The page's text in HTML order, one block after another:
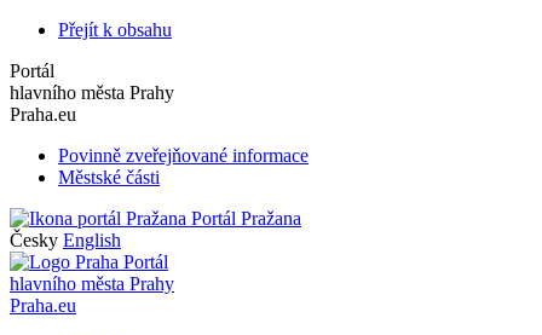
Přejít k obsahu
Portál
hlavního města Prahy
Praha.eu
Povinně zveřejňované informace
Městské části
Portál Pražana
Česky English
Portál
hlavního města Prahy
Praha.eu